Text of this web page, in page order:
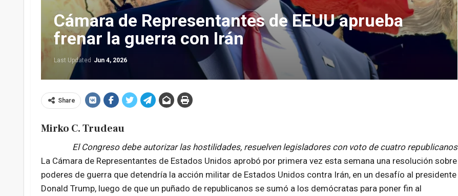
Cámara de Representantes de EEUU aprueba
frenar la guerra con Irán
Last Updated Jun 4, 2026
Share
Mirko C. Trudeau
El Congreso debe autorizar las hostilidades, resuelven legisladores con voto de cuatro republicanos
La Cámara de Representantes de Estados Unidos aprobó por primera vez esta semana una resolución sobre
poderes de guerra que detendría la acción militar de Estados Unidos contra Irán, en un desafío al presidente
Donald Trump, luego de que un puñado de republicanos se sumó a los demócratas para poner fin al